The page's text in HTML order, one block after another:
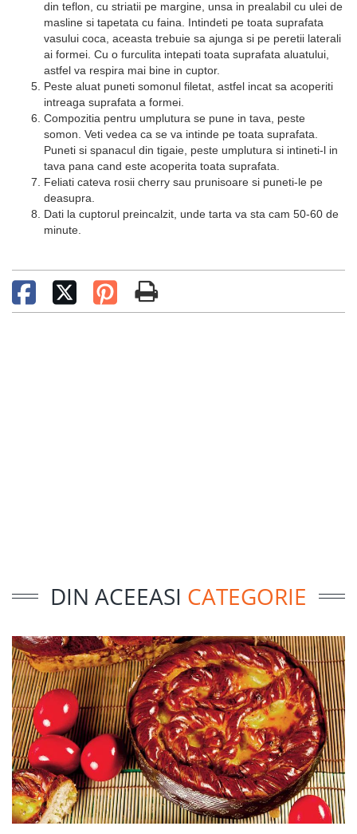
din teflon, cu striatii pe margine, unsa in prealabil cu ulei de
masline si tapetata cu faina. Intindeti pe toata suprafata
vasului coca, aceasta trebuie sa ajunga si pe peretii laterali
ai formei. Cu o furculita intepati toata suprafata aluatului,
astfel va respira mai bine in cuptor.
Peste aluat puneti somonul filetat, astfel incat sa acoperiti
intreaga suprafata a formei.
Compozitia pentru umplutura se pune in tava, peste
somon. Veti vedea ca se va intinde pe toata suprafata.
Puneti si spanacul din tigaie, peste umplutura si intineti-l in
tava pana cand este acoperita toata suprafata.
Feliati cateva rosii cherry sau prunisoare si puneti-le pe
deasupra.
Dati la cuptorul preincalzit, unde tarta va sta cam 50-60 de
minute.
DIN ACEEASI CATEGORIE